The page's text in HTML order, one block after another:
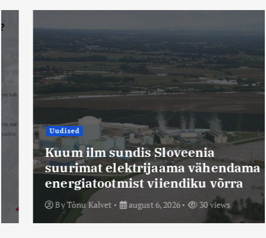
Uudised
Kuum ilm sundis Sloveenia
suurimat elektrijaama vähendama
energiatootmist viiendiku võrra
Tõnu Kalvet august 6, 2026 30 views